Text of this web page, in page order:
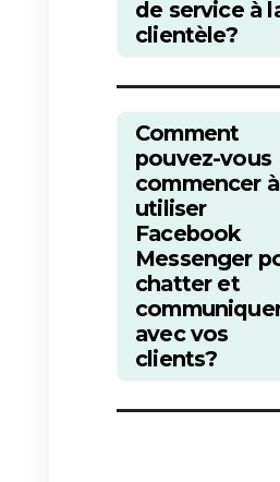
déclare
« C’est plus
pratique pour
nouveau
amplifie la
une
depuis le site
entreprise,